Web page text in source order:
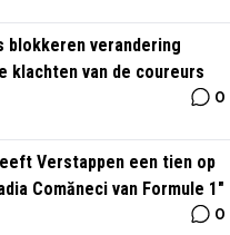
blokkeren verandering
klachten van de coureurs
0
Verstappen een tien op
Comăneci van Formule 1"
0